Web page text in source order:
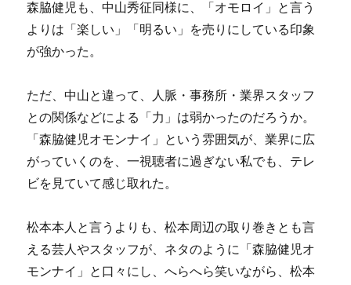
森脇健児も、中山秀征同様に、「オモロイ」と言う
よりは「楽しい」「明るい」を売りにしている印象
が強かった。
ただ、中山と違って、人脈・事務所・業界スタッフ
との関係などによる「力」は弱かったのだろうか。
「森脇健児オモンナイ」という雰囲気が、業界に広
がっていくのを、一視聴者に過ぎない私でも、テレ
ビを見ていて感じ取れた。
松本本人と言うよりも、松本周辺の取り巻きとも言
える芸人やスタッフが、ネタのように「森脇健児オ
モンナイ」と口々にし、へらへら笑いながら、松本